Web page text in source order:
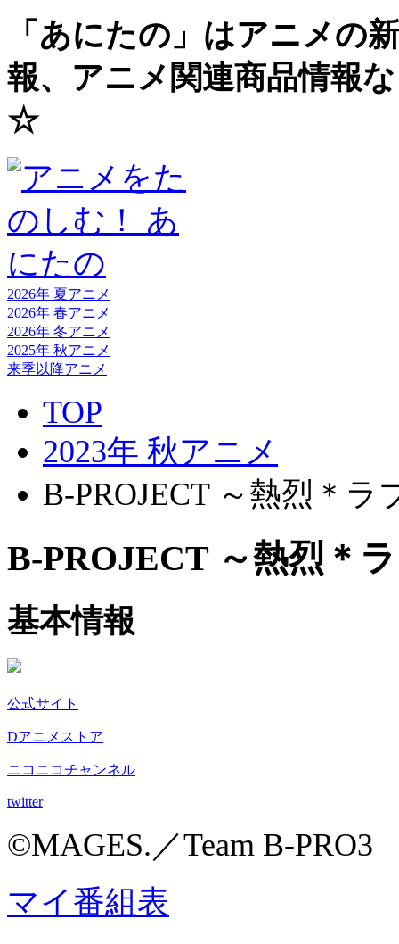
「あにたの」はアニメの
報、アニメ関連商品情報
☆
2026年 夏アニメ
2026年 春アニメ
2026年 冬アニメ
2025年 秋アニメ
来季以降アニメ
TOP
2023年 秋アニメ
B-PROJECT ～熱烈＊ラ
B-PROJECT ～熱烈＊
基本情報
公式サイト
Dアニメストア
ニコニコチャンネル
twitter
©MAGES.／Team B-PRO3
マイ番組表